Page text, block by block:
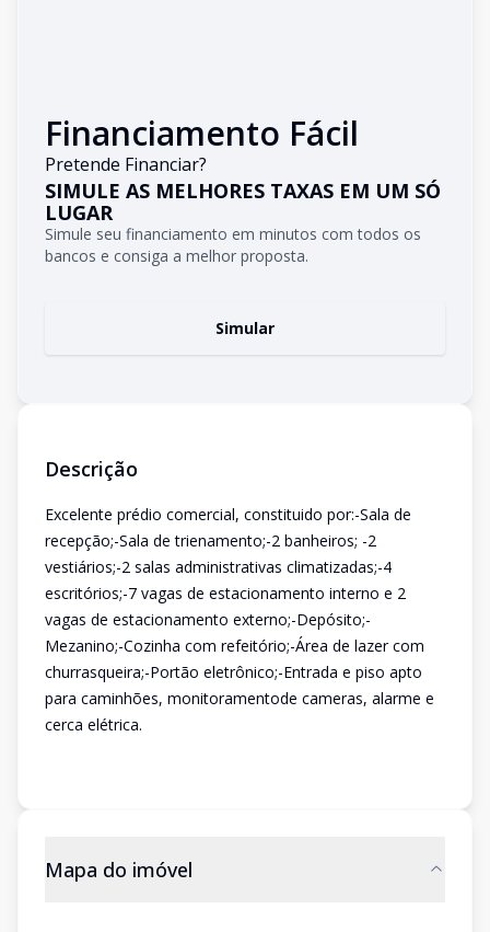
Financiamento Fácil
Pretende Financiar?
SIMULE AS MELHORES TAXAS EM UM SÓ
LUGAR
Simule seu financiamento em minutos com todos os
bancos e consiga a melhor proposta.
Simular
Descrição
Excelente prédio comercial, constituido por:-Sala de
recepção;-Sala de trienamento;-2 banheiros; -2
vestiários;-2 salas administrativas climatizadas;-4
escritórios;-7 vagas de estacionamento interno e 2
vagas de estacionamento externo;-Depósito;-
Mezanino;-Cozinha com refeitório;-Área de lazer com
churrasqueira;-Portão eletrônico;-Entrada e piso apto
para caminhões, monitoramentode cameras, alarme e
cerca elétrica.
Mapa do imóvel